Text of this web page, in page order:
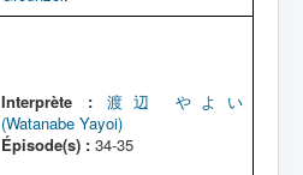
Interprète :
渡辺 やよい
(Watanabe Yayoi)
Épisode(s) : 34-35